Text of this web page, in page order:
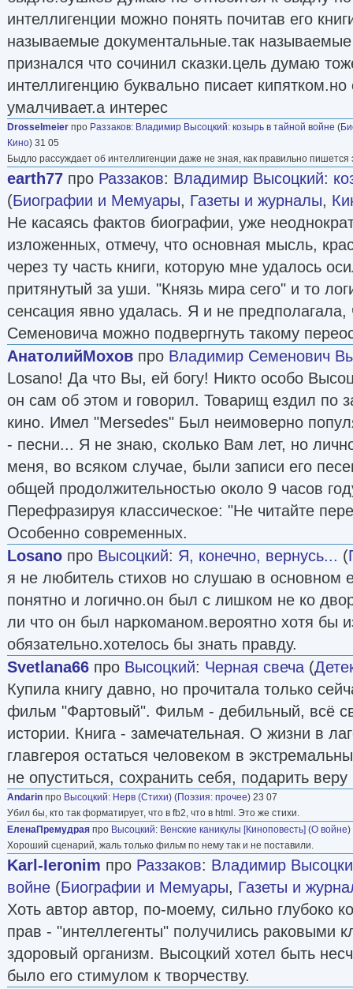
интеллигенции можно понять почитав его
называемые документальные.так
признался что сочинил сказки.цель думаю
интеллигенцию буквально писает кипятком.но
умалчивает.а интерес
Drosselmeier про Раззаков: Владимир Высоцкий: козырь в тайной войне (
Кино) 31 05
Быдло рассуждает об интеллигенции даже не зная, как правильно пишется
earth77 про Раззаков: Владимир Высоцкий:
(Биографии и Мемуары, Газеты и журналы,
Не касаясь фактов биографии, уже
изложенных, отмечу, что основная мысль,
через ту часть книги, которую мне удалось
притянутый за уши. "Князь мира сего" и то
сенсация явно удалась. Я и не
Семеновича можно подвергнуть такому
АнатолийМохов про Владимир Семенович
Losano! Да что Вы, ей богу! Никто особо
он сам об этом и говорил. Товарищ ездил по
кино. Имел "Mersedes" Был неимоверно
- песни... Я не знаю, сколько Вам лет, но
меня, во всяком случае, были записи его
общей продолжительностью около 9 часов
Перефразируя классическое: "Не читайте
Особенно современных.
Losano про Высоцкий: Я, конечно, вернусь... (
я не любитель стихов но слушаю в основном
понятно и логично.он был с лишком не ко
ли что он был наркоманом.вероятно хотя бы
обязательно.хотелось бы знать правду.
Svetlana66 про Высоцкий: Черная свеча (
Купила книгу давно, но прочитала только
фильм "Фартовый". Фильм - дебильный, всё
истории. Книга - замечательная. О жизни в
главгероя остаться человеком в
не опуститься, сохранить себя, подарить
Andarin про Высоцкий: Нерв (Стихи) (Поэзия: прочее) 23 07
Убил бы, кто так форматирует, что в fb2, что в html. Это же стихи.
ЕленаПремудрая про Высоцкий: Венские каникулы [Киноповесть] (О войне)
Хороший сценарий, жаль только фильм по нему так и не поставили.
Karl-Ieronim про Раззаков: Владимир
войне (Биографии и Мемуары, Газеты и
Хоть автор автор, по-моему, сильно глубоко
прав - "интеллегенты" получились раковыми
здоровый организм. Высоцкий хотел быть
было его стимулом к творчеству.